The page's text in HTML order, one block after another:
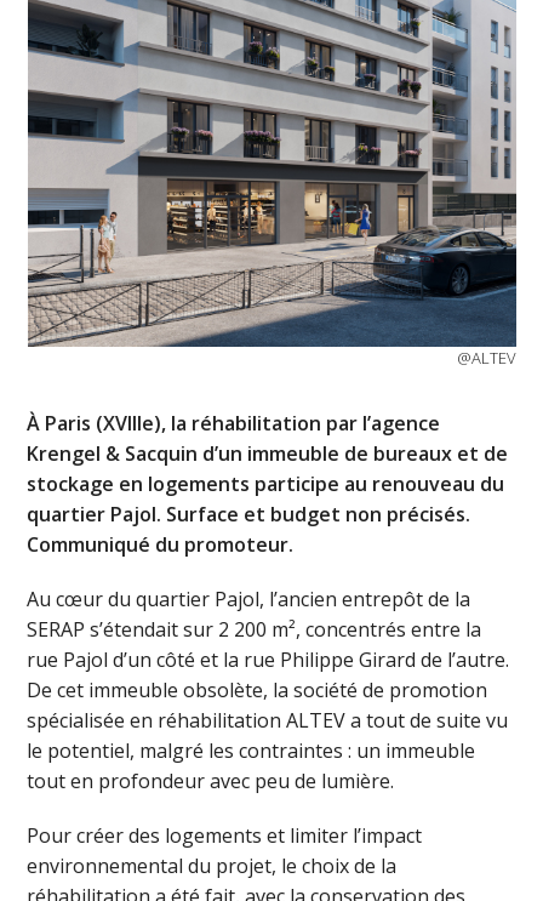
@ALTEV
À Paris (XVIIIe), la réhabilitation par l’agence
Krengel & Sacquin d’un immeuble de bureaux et de
stockage en logements participe au renouveau du
quartier Pajol. Surface et budget non précisés.
Communiqué du promoteur.
Au cœur du quartier Pajol, l’ancien entrepôt de la
SERAP s’étendait sur 2 200 m², concentrés entre la
rue Pajol d’un côté et la rue Philippe Girard de l’autre.
De cet immeuble obsolète, la société de promotion
spécialisée en réhabilitation ALTEV a tout de suite vu
le potentiel, malgré les contraintes : un immeuble
tout en profondeur avec peu de lumière.
Pour créer des logements et limiter l’impact
environnemental du projet, le choix de la
réhabilitation a été fait, avec la conservation des